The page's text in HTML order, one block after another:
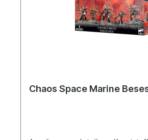
Chaos Space Marine